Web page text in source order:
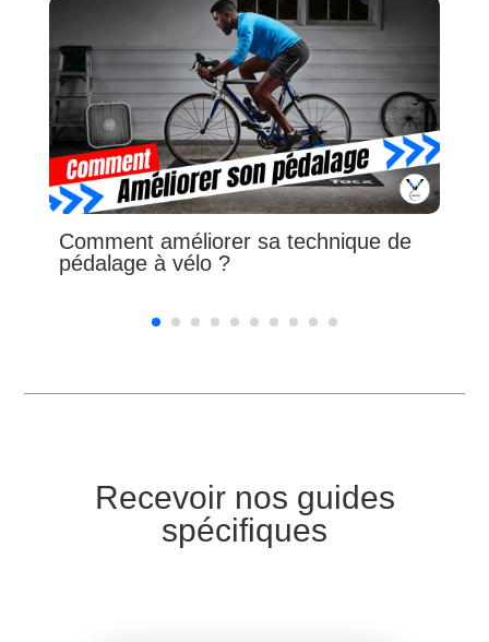
Comment améliorer sa technique de
pédalage à vélo ?
Recevoir nos guides
spécifiques